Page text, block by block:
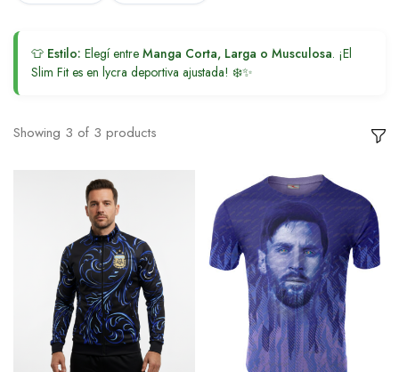
👕 Estilo: Elegí entre Manga Corta, Larga o Musculosa. ¡El
Slim Fit es en lycra deportiva ajustada! ❄️✨
Showing 3 of 3 products